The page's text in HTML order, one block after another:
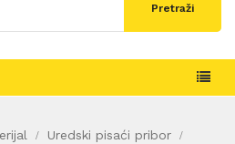
Pretraži
Uredski pisaći pribor